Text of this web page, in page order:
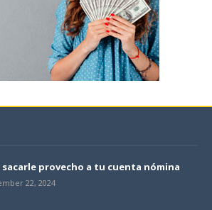
sacarle provecho a tu cuenta nómina
22, 2024